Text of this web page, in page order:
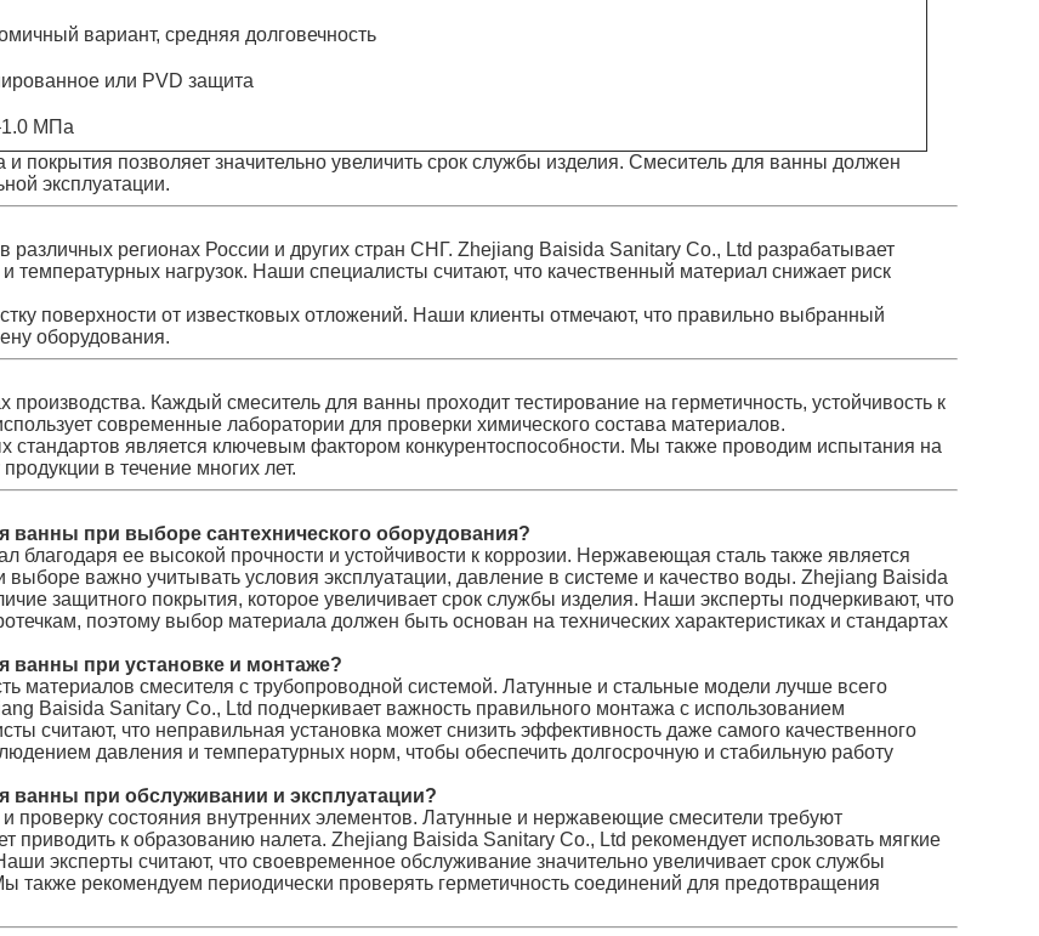
вариант, средняя долговечность
или PVD защита
МПа
покрытия позволяет значительно увеличить срок службы изделия. Смеситель для ванны должен
эксплуатации.
регионах России и других стран СНГ. Zhejiang Baisida Sanitary Co., Ltd разрабатывает
нагрузок. Наши специалисты считают, что качественный материал снижает риск
поверхности от известковых отложений. Наши клиенты отмечают, что правильно выбранный
оборудования.
Каждый смеситель для ванны проходит тестирование на герметичность, устойчивость к
современные лаборатории для проверки химического состава материалов.
является ключевым фактором конкурентоспособности. Мы также проводим испытания на
в течение многих лет.
при выборе сантехнического оборудования?
благодаря ее высокой прочности и устойчивости к коррозии. Нержавеющая сталь также является
важно учитывать условия эксплуатации, давление в системе и качество воды. Zhejiang Baisida
защитного покрытия, которое увеличивает срок службы изделия. Наши эксперты подчеркивают, что
поэтому выбор материала должен быть основан на технических характеристиках и стандартах
ванны при установке и монтаже?
материалов смесителя с трубопроводной системой. Латунные и стальные модели лучше всего
Baisida Sanitary Co., Ltd подчеркивает важность правильного монтажа с использованием
считают, что неправильная установка может снизить эффективность даже самого качественного
давления и температурных норм, чтобы обеспечить долгосрочную и стабильную работу
ванны при обслуживании и эксплуатации?
проверку состояния внутренних элементов. Латунные и нержавеющие смесители требуют
к образованию налета. Zhejiang Baisida Sanitary Co., Ltd рекомендует использовать мягкие
эксперты считают, что своевременное обслуживание значительно увеличивает срок службы
также рекомендуем периодически проверять герметичность соединений для предотвращения